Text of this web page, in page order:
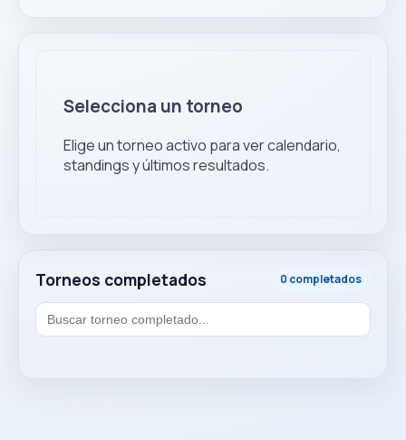
Torneos completados 0 completados
Selecciona un torneo
Elige un torneo activo para ver calendario,
standings y últimos resultados.